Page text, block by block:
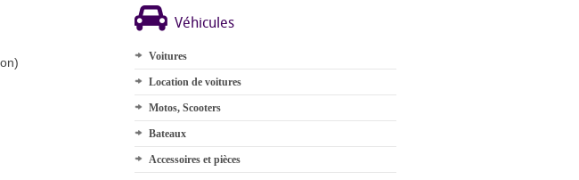
Véhicules
Voitures
Location de voitures
Motos, Scooters
Bateaux
Accessoires et pièces